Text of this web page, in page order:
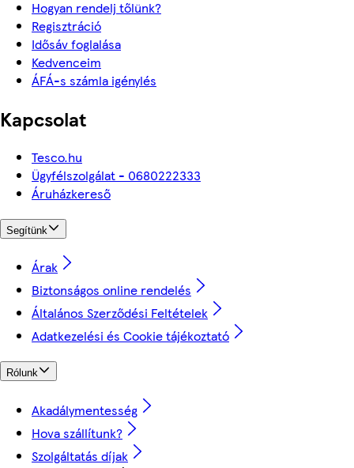
Hogyan rendelj tőlünk?
Regisztráció
Idősáv foglalása
Kedvenceim
ÁFÁ-s számla igénylés
Kapcsolat
Tesco.hu
Ügyfélszolgálat - 0680222333
Áruházkereső
Segítünk
Árak
Biztonságos online rendelés
Általános Szerződési Feltételek
Adatkezelési és Cookie tájékoztató
Rólunk
Akadálymentesség
Hova szállítunk?
Szolgáltatás díjak